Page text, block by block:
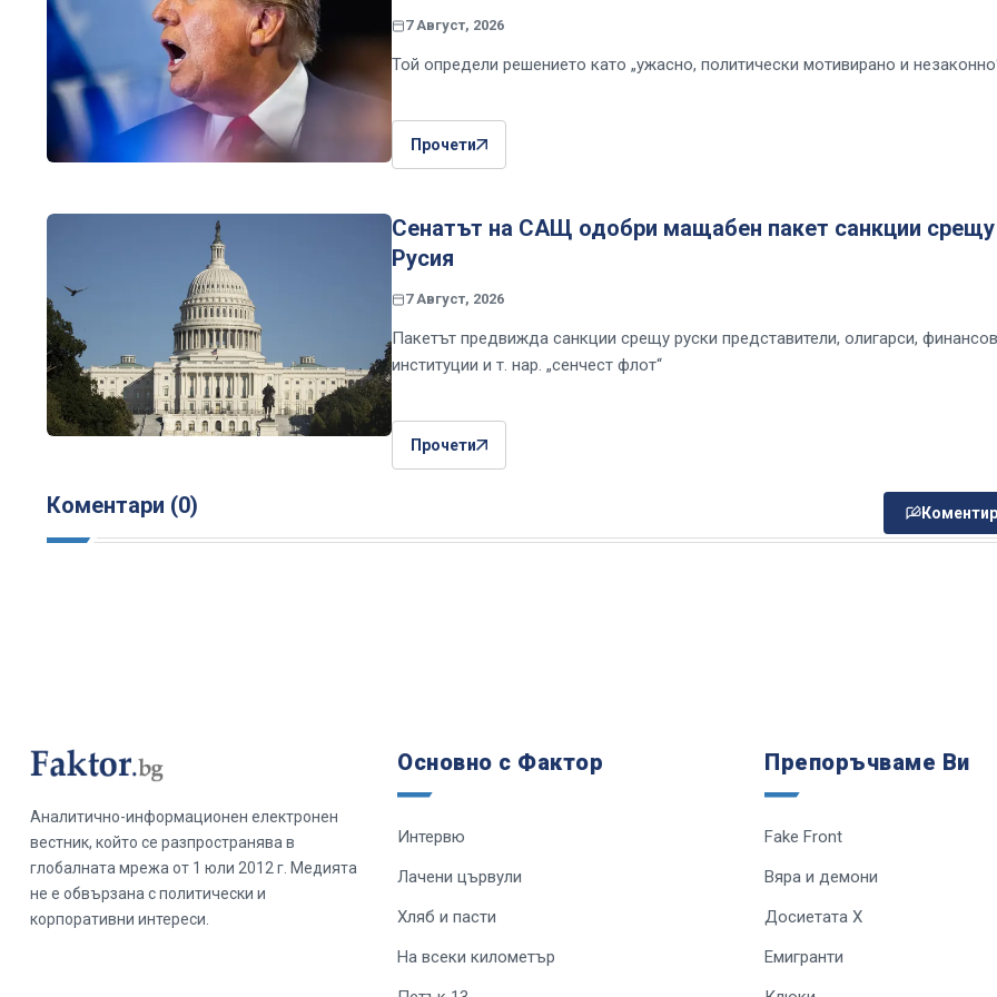
7 Август, 2026
Той определи решението като „ужасно, политически мотивирано и
Прочети
Сенатът на САЩ одобри мащабен пакет санкции срещу
Русия
7 Август, 2026
Пакетът предвижда санкции срещу руски представители, олигарси,
институции и т. нар. „сенчест флот“
Прочети
Коментари (0)
Аналитично-информационен електронен
вестник, който се разпространява в
глобалната мрежа от 1 юли 2012 г. Медията
не е обвързана с политически и
корпоративни интереси.
Основно с Фактор
Интервю
Лачени цървули
Хляб и пасти
На всеки километър
Препоръчваме Ви
Fake Front
Вяра и демони
Досиетата Х
Емигранти